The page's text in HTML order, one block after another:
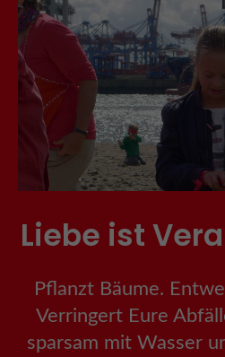
Liebe ist
Pflanzt Bäume.
Verringert Eure
sparsam mit Wasser